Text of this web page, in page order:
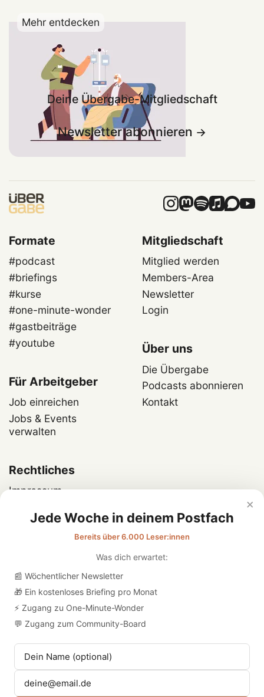
Mehr entdecken
Deine Übergabe-Mitgliedschaft
Newsletter abonnieren
Formate
#podcast
#briefings
#kurse
#one-minute-wonder
#gastbeiträge
#youtube
Mitgliedschaft
Mitglied werden
Members-Area
Newsletter
Login
Für Arbeitgeber
Job einreichen
Jobs & Events
verwalten
Über uns
Die Übergabe
Podcasts abonnieren
Kontakt
Rechtliches
Impressum
×
Jede Woche in deinem Postfach
Bereits über 6.000 Leser:innen
Was dich erwartet:
📰 Wöchentlicher Newsletter
🎁 Ein kostenloses Briefing pro Monat
⚡ Zugang zu One-Minute-Wonder
💬 Zugang zum Community-Board